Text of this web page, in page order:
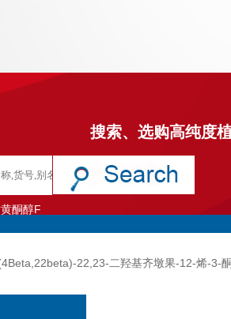
搜索、选购高纯度
酮醇F
22,23-二羟基齐墩果-12-烯-3-